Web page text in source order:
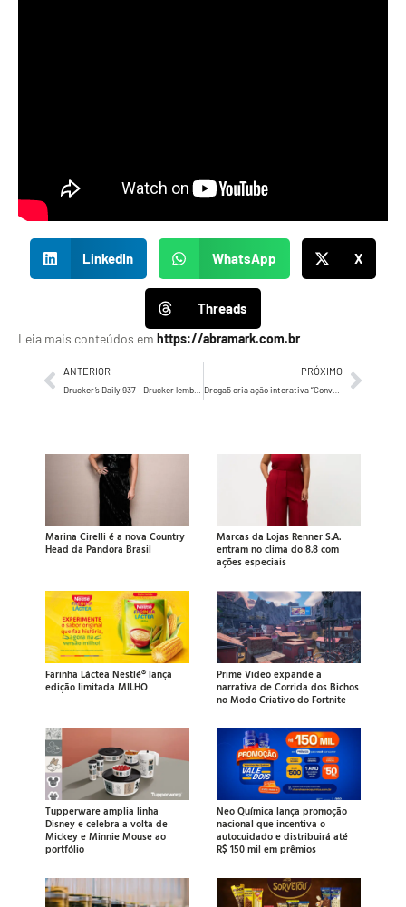
LinkedIn WhatsApp X
Threads
Leia mais conteúdos em https://abramark.com.br
ANTERIOR PRÓXIMO
Droga5 cria ação interativa “Conversa Infinita” para Meta e reforça conexão humana com inteligência artificial
Marina Cirelli é a nova Country
Head da Pandora Brasil
Marcas da Lojas Renner S.A.
entram no clima do 8.8 com
ações especiais
Farinha Láctea Nestlé® lança
edição limitada MILHO
Prime Video expande a
narrativa de Corrida dos Bichos
no Modo Criativo do Fortnite
Tupperware amplia linha
Disney e celebra a volta de
Mickey e Minnie Mouse ao
portfólio
Neo Química lança promoção
nacional que incentiva o
autocuidado e distribuirá até
R$ 150 mil em prêmios